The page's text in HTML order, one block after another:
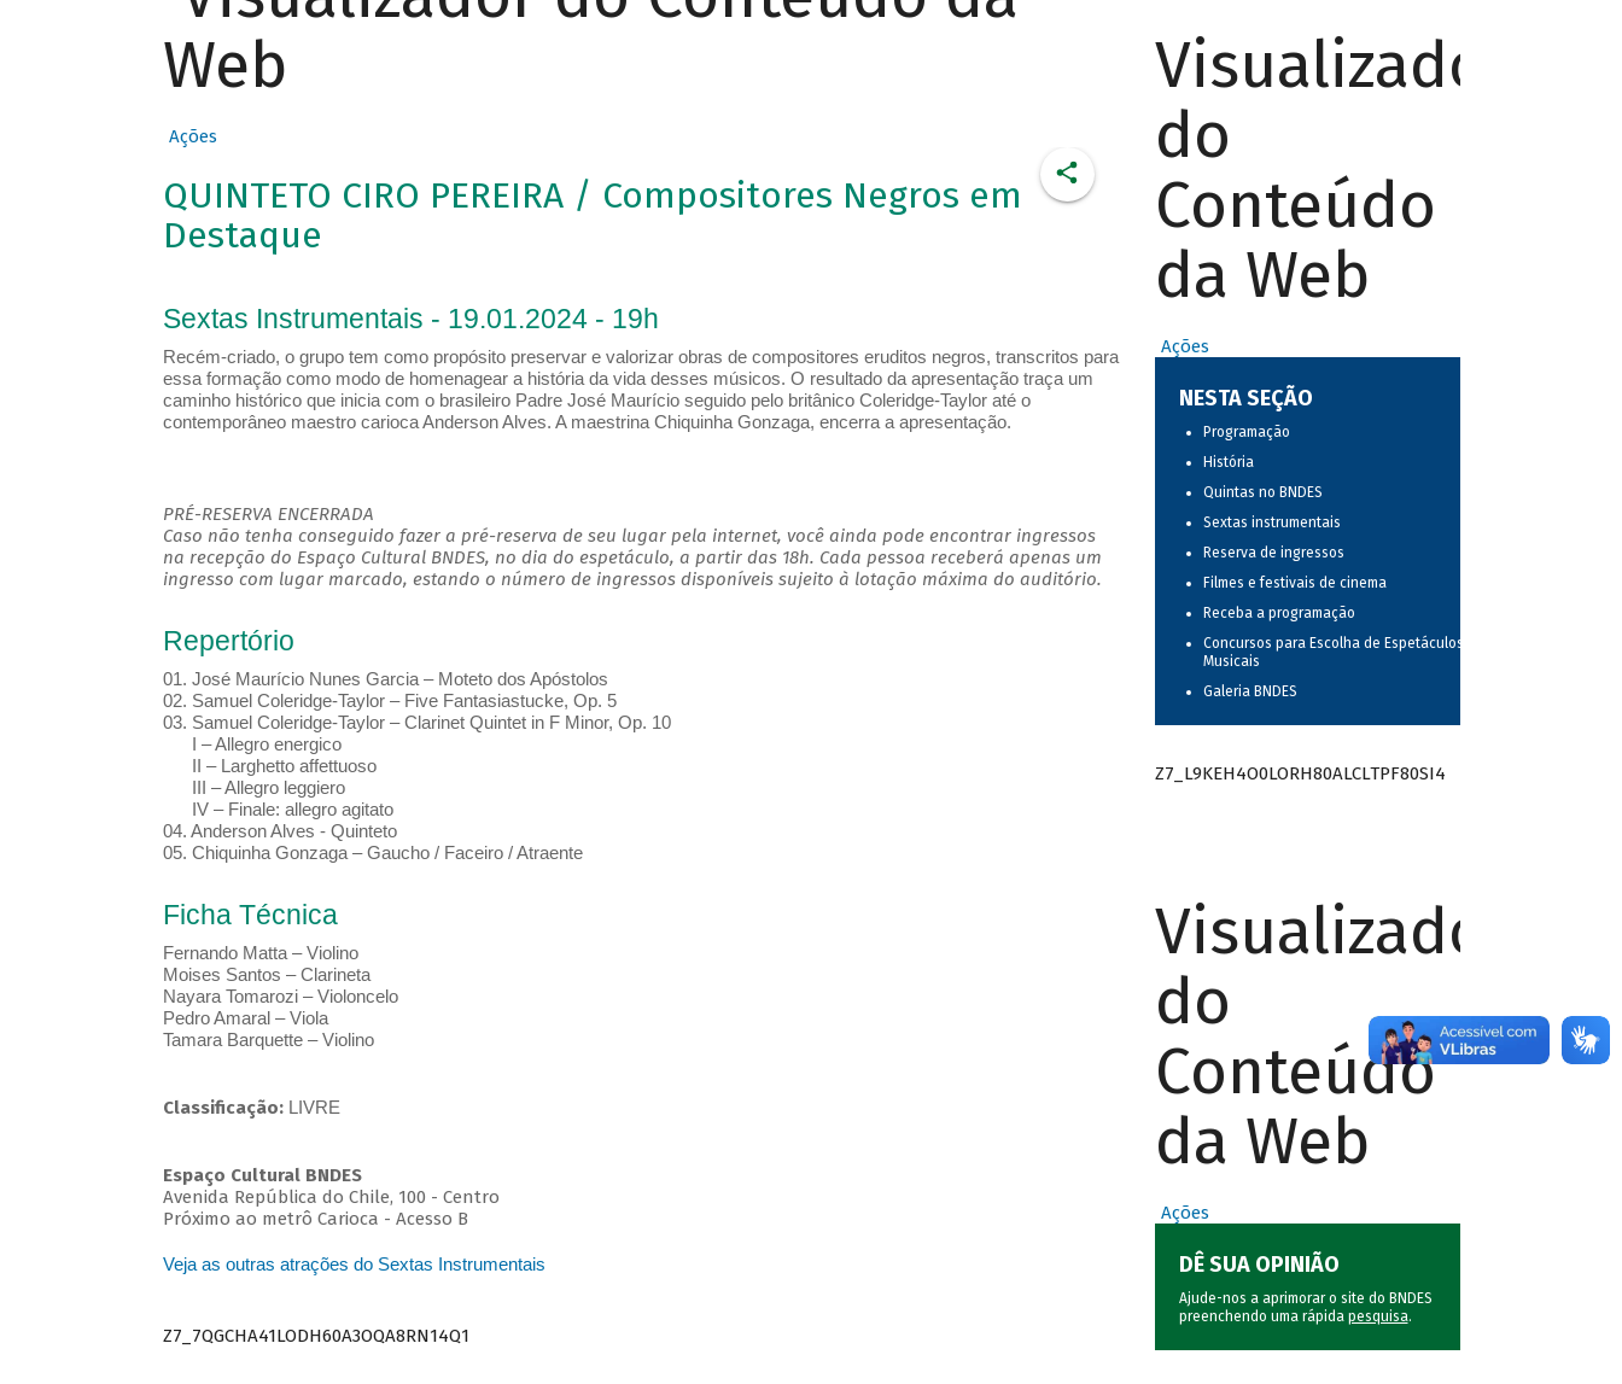
Web
Ações
QUINTETO CIRO PEREIRA / Compositores Negros em
Destaque
Sextas Instrumentais - 19.01.2024 - 19h
Recém-criado, o grupo tem como propósito preservar e valorizar obras de compositores eruditos negros, transcritos para
essa formação como modo de homenagear a história da vida desses músicos. O resultado da apresentação traça um
caminho histórico que inicia com o brasileiro Padre José Maurício seguido pelo britânico Coleridge-Taylor até o
contemporâneo maestro carioca Anderson Alves. A maestrina Chiquinha Gonzaga, encerra a apresentação.
PRÉ-RESERVA ENCERRADA
Caso não tenha conseguido fazer a pré-reserva de seu lugar pela internet, você ainda pode encontrar ingressos
na recepção do Espaço Cultural BNDES, no dia do espetáculo, a partir das 18h. Cada pessoa receberá apenas um
ingresso com lugar marcado, estando o número de ingressos disponíveis sujeito à lotação máxima do auditório.
Repertório
01. José Maurício Nunes Garcia – Moteto dos Apóstolos
02. Samuel Coleridge-Taylor – Five Fantasiastucke, Op. 5
03. Samuel Coleridge-Taylor – Clarinet Quintet in F Minor, Op. 10
I – Allegro energico
II – Larghetto affettuoso
III – Allegro leggiero
IV – Finale: allegro agitato
04. Anderson Alves - Quinteto
05. Chiquinha Gonzaga – Gaucho / Faceiro / Atraente
Ficha Técnica
Fernando Matta – Violino
Moises Santos – Clarineta
Nayara Tomarozi – Violoncelo
Pedro Amaral – Viola
Tamara Barquette – Violino
Classificação: LIVRE
Espaço Cultural BNDES
Avenida República do Chile, 100 - Centro
Próximo ao metrô Carioca - Acesso B
Veja as outras atrações do Sextas Instrumentais
Z7_7QGCHA41LODH60A3OQA8RN14Q1
Visualizador
do
Conteúdo
da Web
Ações
NESTA SEÇÃO
Programação
História
Quintas no BNDES
Sextas instrumentais
Reserva de ingressos
Filmes e festivais de cinema
Receba a programação
Concursos para Escolha de Espetáculos
Musicais
Galeria BNDES
Z7_L9KEH4O0LORH80ALCLTPF80SI4
Visualizador
do
Conteúdo
da Web
Ações
DÊ SUA OPINIÃO
Ajude-nos a aprimorar o site do BNDES
preenchendo uma rápida pesquisa.